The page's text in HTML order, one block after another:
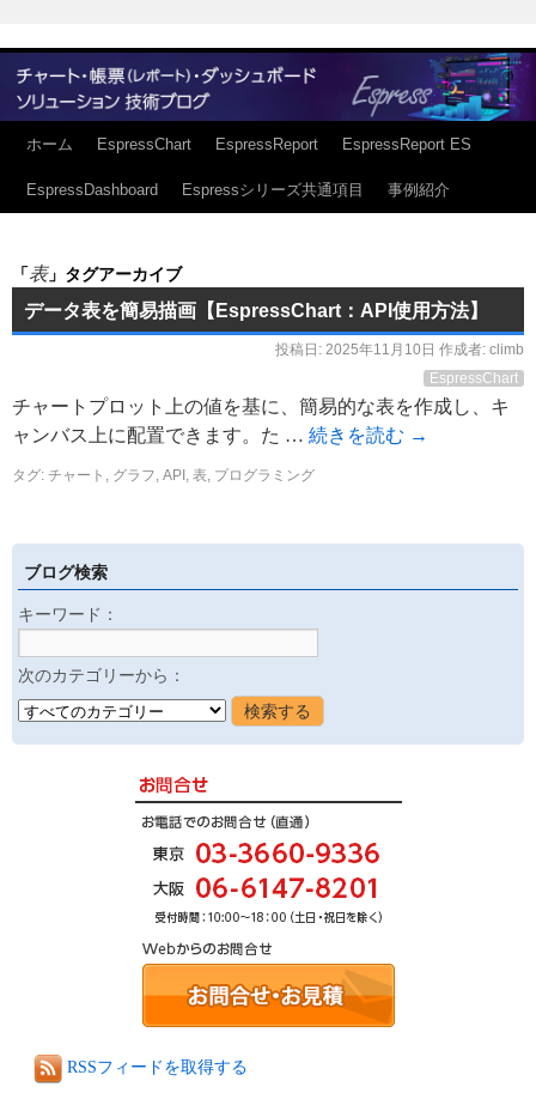
ホーム EspressChart EspressReport EspressReport ES
EspressDashboard Espressシリーズ共通項目 事例紹介
「表」タグアーカイブ
データ表を簡易描画【EspressChart：API使用方法】
投稿日: 2025年11月10日 作成者: climb
EspressChart
チャートプロット上の値を基に、簡易的な表を作成し、キ
ャンバス上に配置できます。た … 続きを読む →
タグ: チャート , グラフ, API , 表, プログラミング
ブログ検索
キーワード：
次のカテゴリーから：
RSSフィードを取得する